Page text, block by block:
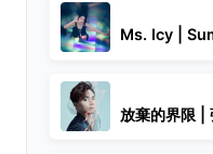
Ms. Icy |
放棄的界限 |